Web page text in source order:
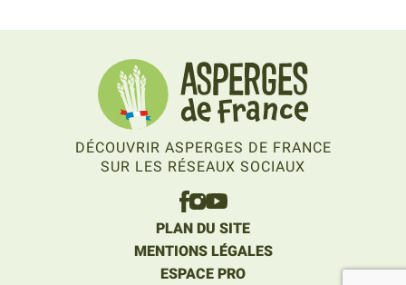
DÉCOUVRIR ASPERGES DE FRANCE
SUR LES RÉSEAUX SOCIAUX
PLAN DU SITE
MENTIONS LÉGALES
ESPACE PRO